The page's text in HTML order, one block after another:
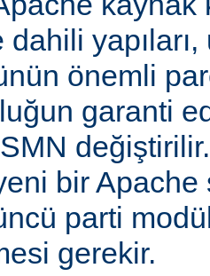
dahili
önemli
garanti
bir
parti
gerekir.